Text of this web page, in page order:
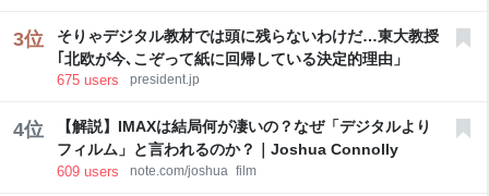
3位
そりゃデジタル教材では頭に残らないわけだ…東大教授
｢北欧が今､こぞって紙に回帰している決定的理由」
675 users president.jp
4位
【解説】IMAXは結局何が凄いの？なぜ「デジタルより
フィルム」と言われるのか？｜Joshua Connolly
609 users note.com/joshua_film